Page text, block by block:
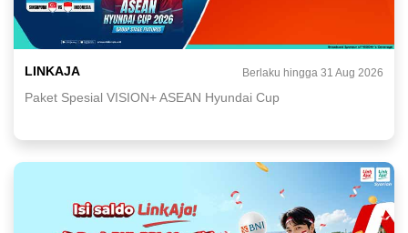
LINKAJA Berlaku hingga 31 Aug 2026
Paket Spesial VISION+ ASEAN Hyundai Cup